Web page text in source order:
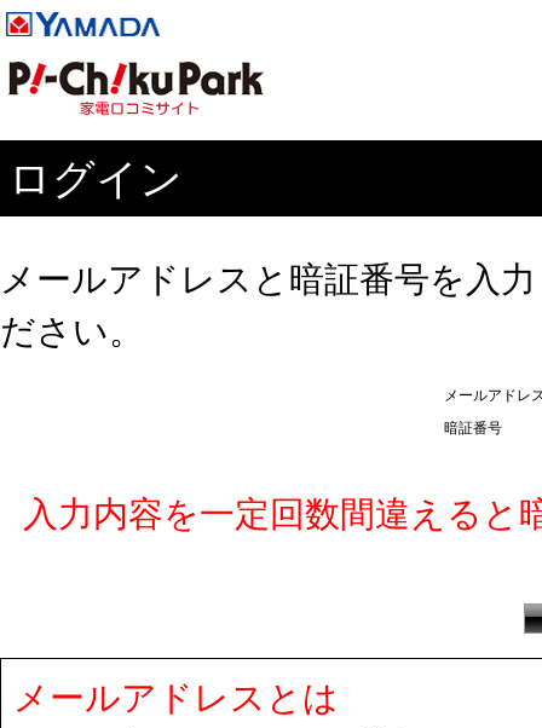
ログイン
メールアドレスと暗証番号を入
ださい。
メールアドレ
暗証番号
入力内容を一定回数間違える
メールアドレスとは